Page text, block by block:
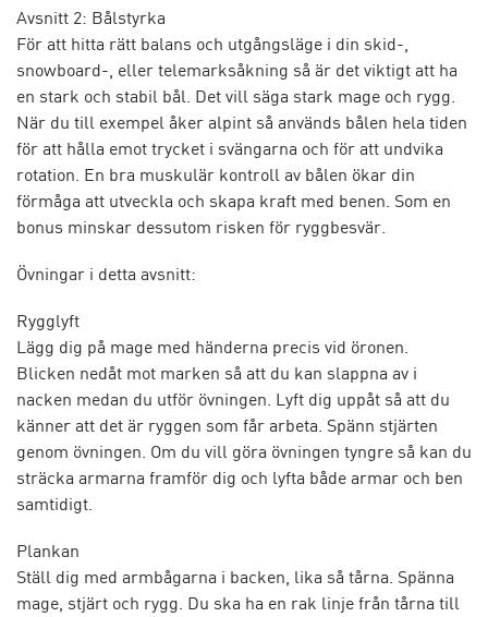
Avsnitt 2: Bålstyrka
För att hitta rätt balans och utgångsläge i din skid-,
snowboard-, eller telemarksåkning så är det viktigt att ha
en stark och stabil bål. Det vill säga stark mage och rygg.
När du till exempel åker alpint så används bålen hela tiden
för att hålla emot trycket i svängarna och för att undvika
rotation. En bra muskulär kontroll av bålen ökar din
förmåga att utveckla och skapa kraft med benen. Som en
bonus minskar dessutom risken för ryggbesvär.
Övningar i detta avsnitt:
Rygglyft
Lägg dig på mage med händerna precis vid öronen.
Blicken nedåt mot marken så att du kan slappna av i
nacken medan du utför övningen. Lyft dig uppåt så att du
känner att det är ryggen som får arbeta. Spänn stjärten
genom övningen. Om du vill göra övningen tyngre så kan du
sträcka armarna framför dig och lyfta både armar och ben
samtidigt.
Plankan
Ställ dig med armbågarna i backen, lika så tårna. Spänna
mage, stjärt och rygg. Du ska ha en rak linje från tårna till